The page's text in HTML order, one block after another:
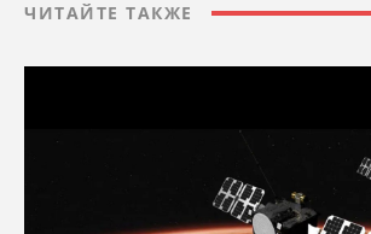
ЧИТАЙТЕ ТАКЖЕ